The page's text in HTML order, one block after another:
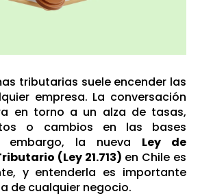
tributarias suele encender las
empresa. La conversación
en torno a un alza de tasas,
o cambios en las bases
embargo, la nueva Ley de
(Ley 21.713) en Chile es
y entenderla es importante
de cualquier negocio.